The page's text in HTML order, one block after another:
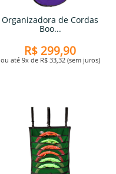
Organizadora de Cordas
Boo...
R$ 299,90
ou até 9x de R$ 33,32 (sem juros)